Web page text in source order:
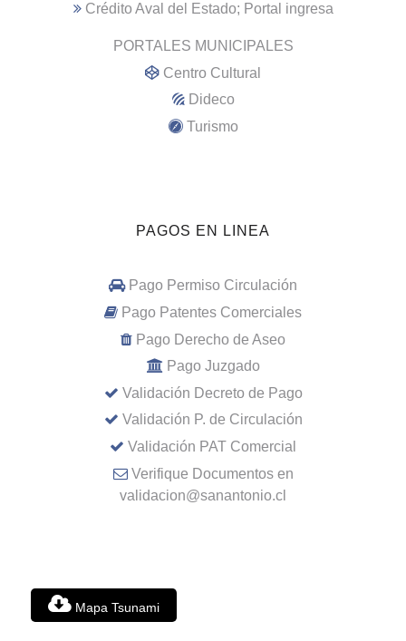
Crédito Aval del Estado; Portal ingresa
PORTALES MUNICIPALES
Centro Cultural
Dideco
Turismo
PAGOS EN LINEA
Pago Permiso Circulación
Pago Patentes Comerciales
Pago Derecho de Aseo
Pago Juzgado
Validación Decreto de Pago
Validación P. de Circulación
Validación PAT Comercial
Verifique Documentos en
validacion@sanantonio.cl
Mapa Tsunami